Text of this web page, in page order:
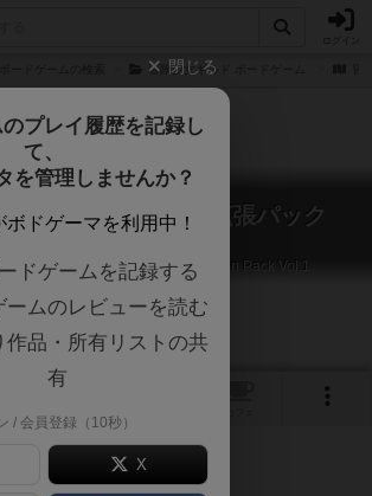
冒険少女ギルド ボードゲーム
ルド ボードゲーム 拡張パック
Girls The Board Game: Expansion Pack Vol.1
ご協力ください
閉じる
プレイ履歴を記録し
て、
を管理しませんか？
ボドゲーマを利用中！
ドゲームを記録する
ームのレビューを読む
作品・所有リストの共
有
/ 会員登録（10秒）
X